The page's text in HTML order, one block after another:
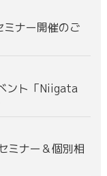
ナー開催のご
ント「Niigata
ミナー＆個別相